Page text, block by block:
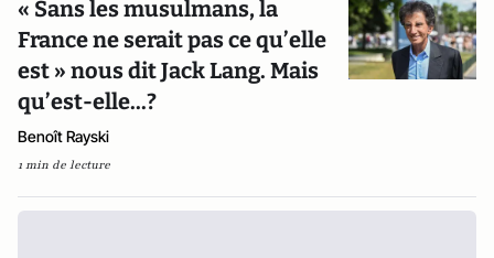
« Sans les musulmans, la
France ne serait pas ce qu’elle
est » nous dit Jack Lang. Mais
qu’est-elle...?
Benoît Rayski
1 min de lecture